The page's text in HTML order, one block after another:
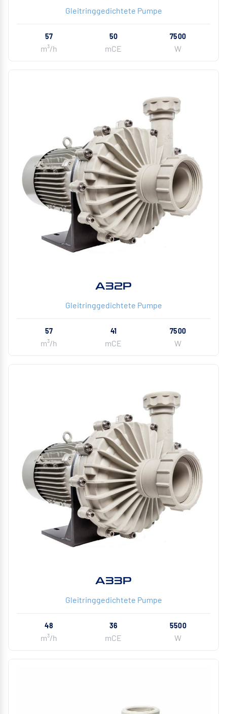
Gleitringgedichtete Pumpe
57
m³/h
50
mCE
7500
W
A32P
Gleitringgedichtete Pumpe
57
m³/h
41
mCE
7500
W
A33P
Gleitringgedichtete Pumpe
48
m³/h
36
mCE
5500
W